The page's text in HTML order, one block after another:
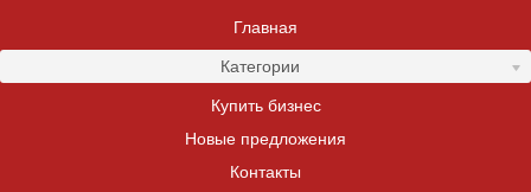
Главная
Категории
Купить бизнес
Новые предложения
Контакты